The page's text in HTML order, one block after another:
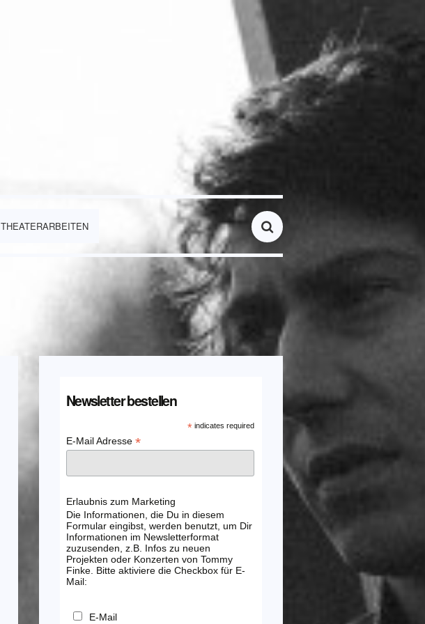
THEATERARBEITEN
Newsletter bestellen
*indicates required
E-Mail Adresse *
Erlaubnis zum Marketing
Die Informationen, die Du in diesem
Formular eingibst, werden benutzt, um Dir
Informationen im Newsletterformat
zuzusenden, z.B. Infos zu neuen
Projekten oder Konzerten von Tommy
Finke. Bitte aktiviere die Checkbox für E-
Mail:
E-Mail